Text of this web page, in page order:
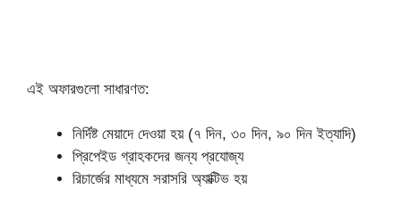
এই অফারগুলো সাধারণত:
নির্দিষ্ট মেয়াদে দেওয়া হয় (৭ দিন, ৩০ দিন, ৯০ দিন ইত্যাদি)
প্রিপেইড গ্রাহকদের জন্য প্রযোজ্য
রিচার্জের মাধ্যমে সরাসরি অ্যাক্টিভ হয়